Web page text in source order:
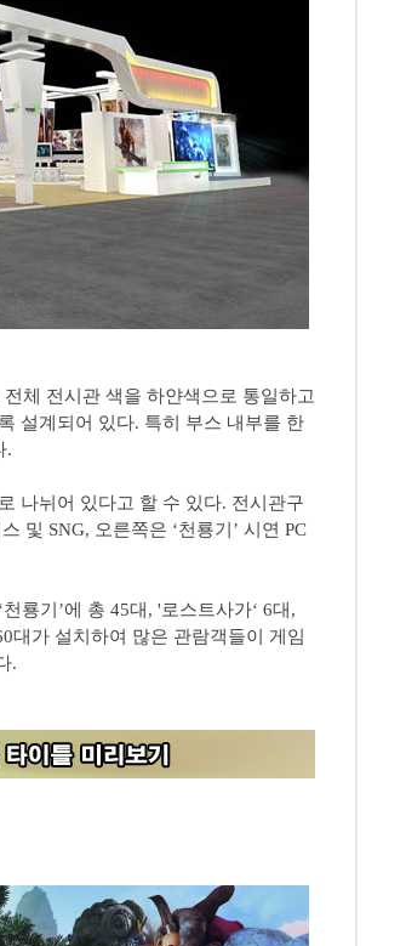
체 전시관 색을 하얀색으로 통일하고
설계되어 있다. 특히 부스 내부를 한
.
나뉘어 있다고 할 수 있다. 전시관구
및 SNG, 오른쪽은 ‘천룡기’ 시연 PC
룡기’에 총 45대, '로스트사가‘ 6대,
대가 설치하여 많은 관람객들이 게임
.